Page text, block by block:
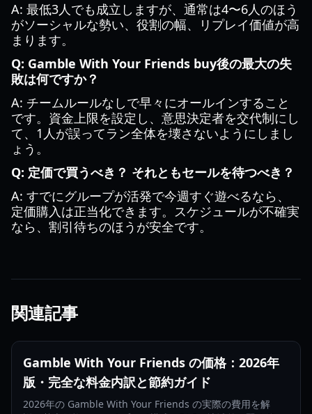
A: 最低3人でも成立しますが、通常は4〜6人のほう
がソーシャルな勢い、役割の幅、リプレイ価値が高
まります。
Q: Gamble With Your Friends buy後の最大の失
敗は何ですか？
A: チームルールなしで早々にオールインすること
です。資金上限を設定し、意思決定者を交代制にし
て、1人が誤ってラン全体を壊さないようにしまし
ょう。
Q: 定価で買うべき？ それともセールを待つべき？
A: すでにグループが活発で今週すぐ遊べるなら、
定価購入は正当化できます。スケジュールが不確実
なら、割引待ちのほうが安全です。
関連記事
Gamble With Your Friends の価格：2026年
版・完全な料金内訳と節約ガイド
2026年の Gamble With Your Friends の実際の費用を解